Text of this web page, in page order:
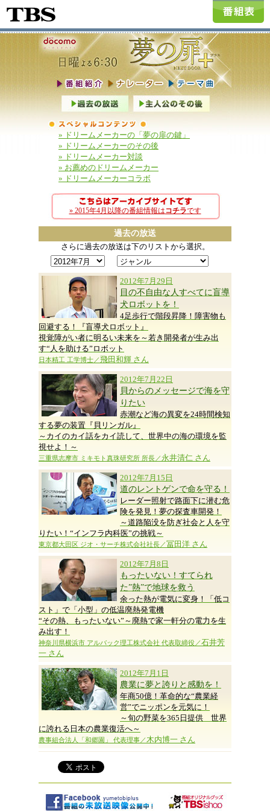
» ドリームメーカーの「夢の扉の鍵」
» ドリームメーカーのその後
» ドリームメーカー対談
» お薦めのドリームメーカー
» ドリームメーカーコラボ
» 2015年4月以降の番組情報はコチラです
過去の放送
さらに過去の放送は下のリストから選択。
2012年7月29日
目の不自由な人すべてに盲導
犬ロボットを！
4足歩行で階段昇降！障害物も
回避する！『盲導犬ロボット』
視覚障がい者に明るい未来を～若き開発者が生み出
す“人を助ける”ロボット
日本精工 工学博士／飛田和輝 さん
2012年7月22日
貝からのメッセージで海を守
りたい
赤潮など海の異変を24時間検知
する夢の装置『貝リンガル』
～カイのカイ話をカイ読して、世界中の海の環境を監
視せよ！～
三重県志摩市 ミキモト真珠研究所 所長／永井清仁 さん
2012年7月15日
道のレントゲンで命を守る！
レーダー照射で路面下に潜む危
険を発見！夢の探査車開発！
～道路陥没を防ぎ社会と人を守
りたい！“インフラ内科医”の挑戦～
東京都大田区 ジオ・サーチ株式会社社長／冨田洋 さん
2012年7月8日
もったいない！すてられ
た”熱”で地球を救う
余った熱が電気に変身！「低コ
スト」で「小型」の低温廃熱発電機
“その熱、もったいない”～廃熱で家一軒分の電力を生
み出す！
神奈川県横浜市 アルバック理工株式会社 代表取締役／石井芳
一 さん
2012年7月1日
農業に夢と誇りと感動を！
年商50億！革命的な“農業経
営”でニッポンを元気に！
～旬の野菜を365日提供 世界
に誇れる日本の農業復活へ～
農事組合法人「和郷園」 代表理事／木内博一 さん